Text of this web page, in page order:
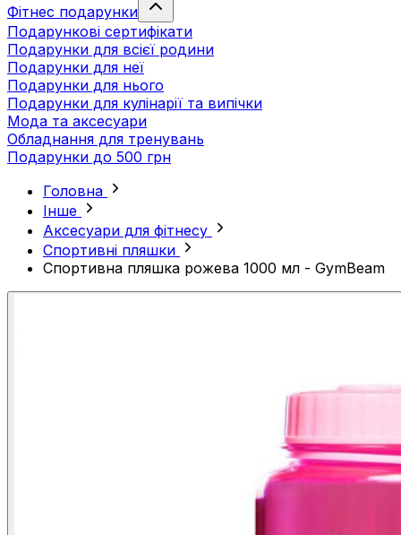
Фітнес подарунки
Подарункові сертифікати
Подарунки для всієї родини
Подарунки для неї
Подарунки для нього
Подарунки для кулінарії та випічки
Мода та аксесуари
Обладнання для тренувань
Подарунки до 500 грн
Головна
Інше
Аксесуари для фітнесу
Спортивні пляшки
Спортивна пляшка рожева 1000 мл - GymBeam